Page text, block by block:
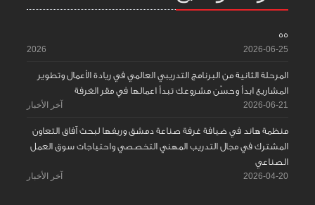
55
2026-06-25
2026
المرحلة الثانية من البرنامج التدريبي العالمي في ريادة الأعمال وتطوير
المشاريع ابدأ وحسّن مشروعك تبدأ اعمالها في مقر الغرفة
2026-06-21 آخر الأخبار
منظمة هاند في ضيافة غرفة صناعة دمشق وريفها لبحث آفاق التعاون
المشترك في مجال التدريب المهني التخصصي واحتياجات سوق العمل
الصناعي
2026-04-20 آخر الأخبار